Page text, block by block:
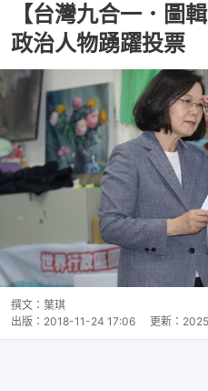
【台灣九合一．圖
政治人物踴躍投票
撰文： 葉琪
出版： 2018-11-24 17:06 更新：